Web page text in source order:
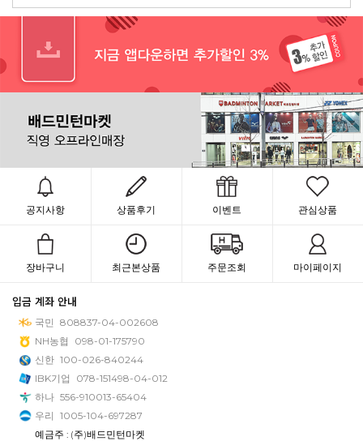
공지사항 상품후기 이벤트 관심상품
장바구니 최근본상품 주문조회 마이페이지
입금 계좌 안내
국민 808837-04-002608
NH농협
098-01-175790
신한 100-026-840244
IBK기업
078-151498-04-012
하나 556-910013-65404
우리 1005-104-697287
예금주 : (주)배드민턴마켓